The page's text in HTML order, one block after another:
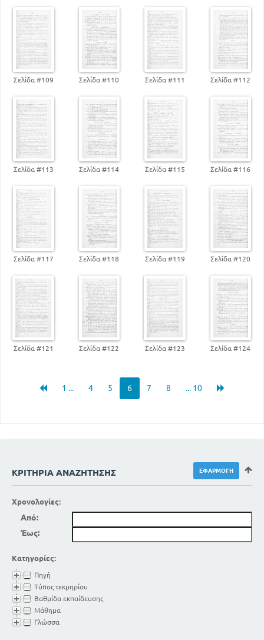
Σελίδα #109 Σελίδα #110 Σελίδα #111 Σελίδα #112
Σελίδα #113 Σελίδα #114 Σελίδα #115 Σελίδα #116
Σελίδα #117 Σελίδα #118 Σελίδα #119 Σελίδα #120
Σελίδα #121 Σελίδα #122 Σελίδα #123 Σελίδα #124
1 ... 4 5 6 7 8 ... 10
ΚΡΙΤΉΡΙΑ ΑΝΑΖΉΤΗΣΗΣ
Χρονολογίες:
Από:
Έως:
Κατηγορίες:
Πηγή
Τύπος τεκμηρίου
Βαθμίδα εκπαίδευσης
Μάθημα
Γλώσσα